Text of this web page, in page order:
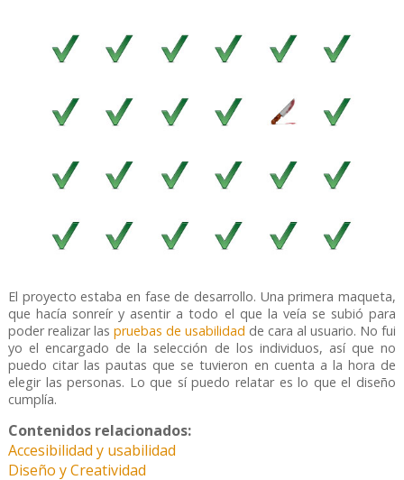
El proyecto estaba en fase de desarrollo. Una primera maqueta,
que hacía sonreír y asentir a todo el que la veía se subió para
poder realizar las pruebas de usabilidad de cara al usuario. No fui
yo el encargado de la selección de los individuos, así que no
puedo citar las pautas que se tuvieron en cuenta a la hora de
elegir las personas. Lo que sí puedo relatar es lo que el diseño
cumplía.
Contenidos relacionados:
Accesibilidad y usabilidad
Diseño y Creatividad